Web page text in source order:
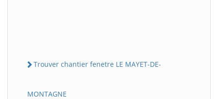
Trouver chantier fenetre LE MAYET-DE-
MONTAGNE